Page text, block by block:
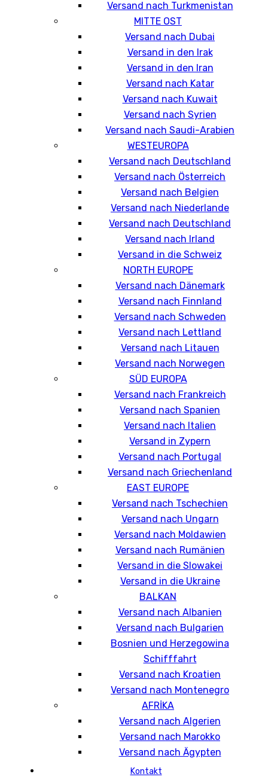
Versand nach Turkmenistan
MITTE OST
Versand nach Dubai
Versand in den Irak
Versand in den Iran
Versand nach Katar
Versand nach Kuwait
Versand nach Syrien
Versand nach Saudi-Arabien
WESTEUROPA
Versand nach Deutschland
Versand nach Österreich
Versand nach Belgien
Versand nach Niederlande
Versand nach Deutschland
Versand nach Irland
Versand in die Schweiz
NORTH EUROPE
Versand nach Dänemark
Versand nach Finnland
Versand nach Schweden
Versand nach Lettland
Versand nach Litauen
Versand nach Norwegen
SÜD EUROPA
Versand nach Frankreich
Versand nach Spanien
Versand nach Italien
Versand in Zypern
Versand nach Portugal
Versand nach Griechenland
EAST EUROPE
Versand nach Tschechien
Versand nach Ungarn
Versand nach Moldawien
Versand nach Rumänien
Versand in die Slowakei
Versand in die Ukraine
BALKAN
Versand nach Albanien
Versand nach Bulgarien
Bosnien und Herzegowina
Schifffahrt
Versand nach Kroatien
Versand nach Montenegro
AFRİKA
Versand nach Algerien
Versand nach Marokko
Versand nach Ägypten
Kontakt